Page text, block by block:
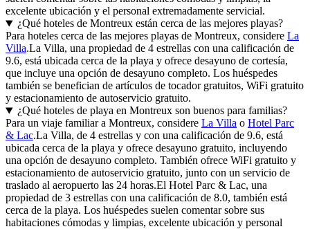
excelente ubicación y el personal extremadamente servicial.
¿Qué hoteles de Montreux están cerca de las mejores playas?
Para hoteles cerca de las mejores playas de Montreux, considere La
Villa.La Villa, una propiedad de 4 estrellas con una calificación de
9.6, está ubicada cerca de la playa y ofrece desayuno de cortesía,
que incluye una opción de desayuno completo. Los huéspedes
también se benefician de artículos de tocador gratuitos, WiFi gratuito
y estacionamiento de autoservicio gratuito.
¿Qué hoteles de playa en Montreux son buenos para familias?
Para un viaje familiar a Montreux, considere La Villa o Hotel Parc
& Lac.La Villa, de 4 estrellas y con una calificación de 9.6, está
ubicada cerca de la playa y ofrece desayuno gratuito, incluyendo
una opción de desayuno completo. También ofrece WiFi gratuito y
estacionamiento de autoservicio gratuito, junto con un servicio de
traslado al aeropuerto las 24 horas.El Hotel Parc & Lac, una
propiedad de 3 estrellas con una calificación de 8.0, también está
cerca de la playa. Los huéspedes suelen comentar sobre sus
habitaciones cómodas y limpias, excelente ubicación y personal